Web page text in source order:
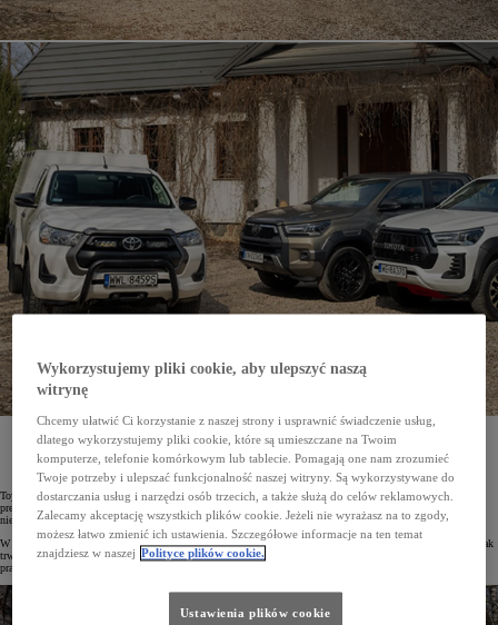
Ogłoszone zostały wyniki tegorocznej edycji prestiżowego plebiscytu Carbuyer Used Car Awards
2023. Najbardziej niezawodnym pick-upem na rynku brytyjskim została Toyota Hilux. Pojazd ten
został doceniony za legendarną jakość, możliwości terenowe, a także rozszerzoną gwarancję Toyota
Relax.
Toyota Hilux została wybrana najlepszym używanym pick-upem 2023 roku. Model ten – według jurorów
prestiżowego plebiscytu Carbuyer Used Car Awards 2023 – wyróżnia się na rynku aut używanych największą
niezawodnością.
W plebiscycie były oceniane auta z drugiej ręki z 16 segmentów. Pod uwagę brano kluczowe kryteria, takie jak
trwałość, stosunek ceny do jakości czy niezawodność. Jurorzy zwracali także uwagę na wrażenia z jazdy,
praktyczność i wyposażenie.
Wykorzystujemy pliki cookie, aby ulepszyć naszą
witrynę
Chcemy ułatwić Ci korzystanie z naszej strony i usprawnić świadczenie usług,
dlatego wykorzystujemy pliki cookie, które są umieszczane na Twoim
komputerze, telefonie komórkowym lub tablecie. Pomagają one nam zrozumieć
Twoje potrzeby i ulepszać funkcjonalność naszej witryny. Są wykorzystywane do
dostarczania usług i narzędzi osób trzecich, a także służą do celów reklamowych.
Zalecamy akceptację wszystkich plików cookie. Jeżeli nie wyrażasz na to zgody,
możesz łatwo zmienić ich ustawienia. Szczegółowe informacje na ten temat
znajdziesz w naszej Polityce plików cookie.
Ustawienia plików cookie